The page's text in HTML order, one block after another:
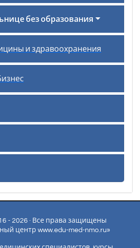
без образования
и здравоохранения
- 2026 · Все права защищены
центр www.edu-med-nmo.ru»